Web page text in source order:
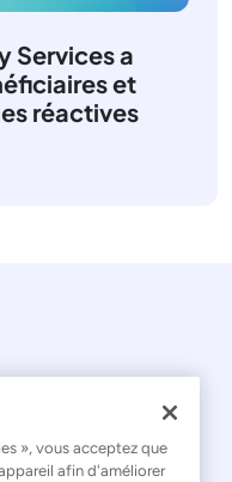
Services a
et
réactives
réservés.
», vous acceptez que
afin d'améliorer